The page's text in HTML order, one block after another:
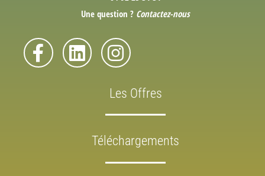
Une question ? Contactez-nous
Les Offres
Téléchargements